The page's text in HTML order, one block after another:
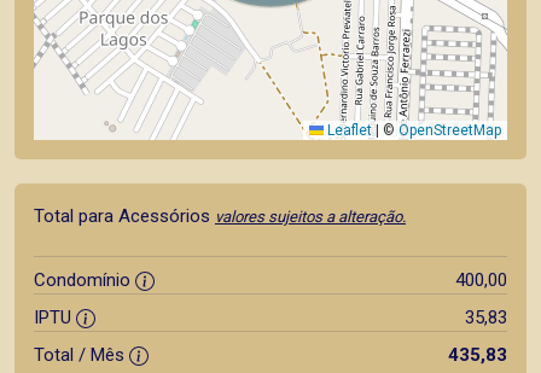
Leaflet | © OpenStreetMap
Total para Acessórios valores sujeitos a alteração.
Condomínio
400,00
IPTU
35,83
Total / Mês
435,83